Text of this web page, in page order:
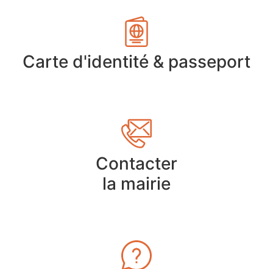
Carte d'identité & passeport
Contacter
la mairie